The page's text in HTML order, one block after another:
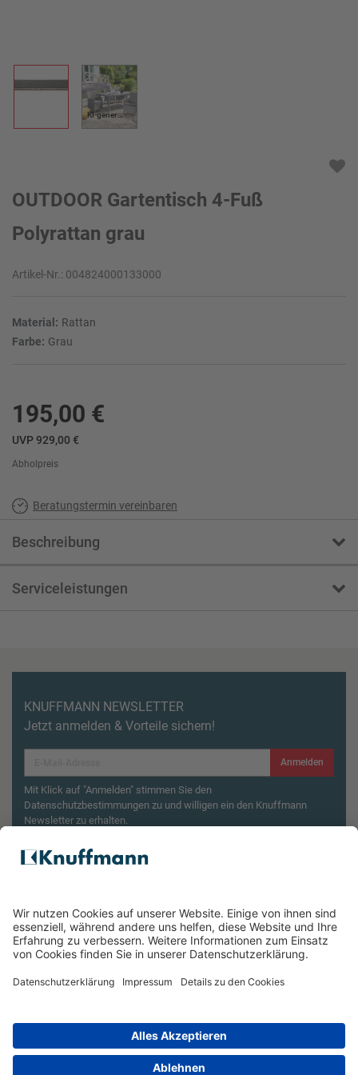
KI-generiert
OUTDOOR Gartentisch 4-Fuß
Polyrattan grau
Artikel-Nr.: 004824000133000
Material: Rattan
Farbe: Grau
195,00 €
UVP 929,00 €
Abholpreis
Beratungstermin vereinbaren
Beschreibung
Serviceleistungen
KNUFFMANN NEWSLETTER
Jetzt anmelden & Vorteile sichern!
Anmelden
Mit Klick auf "Anmelden" stimmen Sie den
Datenschutzbestimmungen zu und willigen ein den Knuffmann
Newsletter zu erhalten.
Aktionsbedingungen¹
Wasserkocher